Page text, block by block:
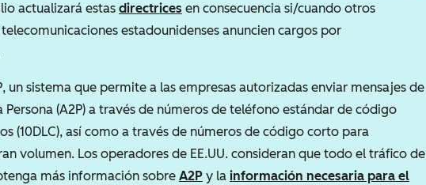
actualizará estas directrices en consecuencia si/cuando otros
estadounidenses anuncien cargos por
un sistema que permite a las empresas autorizadas enviar mensajes de
(A2P) a través de números de teléfono estándar de código
(10DLC), así como a través de números de código corto para
volumen. Los operadores de EE.UU. consideran que todo el tráfico de
más información sobre A2P y la información necesaria para el